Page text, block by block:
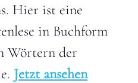
Hier ist eine
in Buchform
Wörtern der
Jetzt ansehen